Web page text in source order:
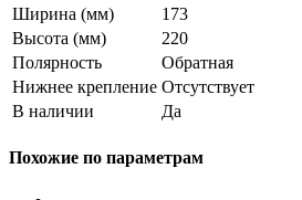
Ширина (мм)
173
Высота (мм)
220
Полярность
Обратная
Нижнее крепление Отсутствует
В наличии
Да
Похожие по параметрам